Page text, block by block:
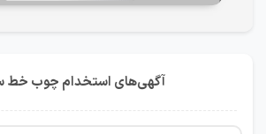
آگهی‌های استخدام چوب خط